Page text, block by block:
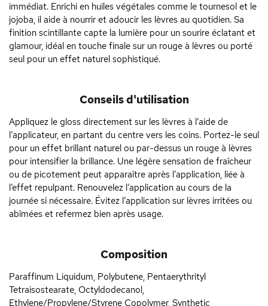
immédiat. Enrichi en huiles végétales comme le tournesol et le
jojoba, il aide à nourrir et adoucir les lèvres au quotidien. Sa
finition scintillante capte la lumière pour un sourire éclatant et
glamour, idéal en touche finale sur un rouge à lèvres ou porté
seul pour un effet naturel sophistiqué.
Conseils d'utilisation
Appliquez le gloss directement sur les lèvres à l’aide de
l’applicateur, en partant du centre vers les coins. Portez-le seul
pour un effet brillant naturel ou par-dessus un rouge à lèvres
pour intensifier la brillance. Une légère sensation de fraîcheur
ou de picotement peut apparaître après l’application, liée à
l’effet repulpant. Renouvelez l’application au cours de la
journée si nécessaire. Évitez l’application sur lèvres irritées ou
abîmées et refermez bien après usage.
Composition
Paraffinum Liquidum, Polybutene, Pentaerythrityl
Tetraisostearate, Octyldodecanol,
Ethylene/Propylene/Styrene Copolymer, Synthetic